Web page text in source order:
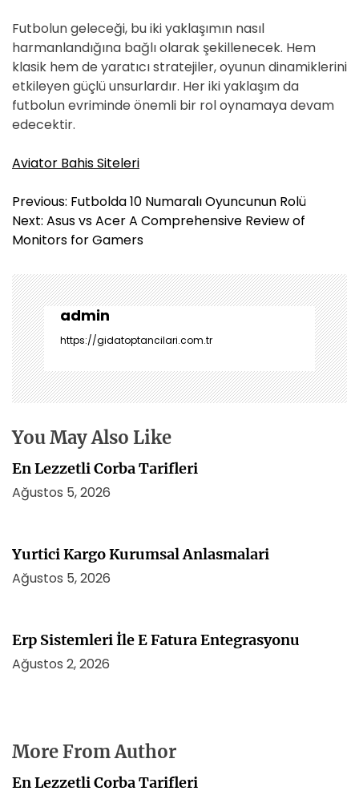
Futbolun geleceği, bu iki yaklaşımın nasıl
harmanlandığına bağlı olarak şekillenecek. Hem
klasik hem de yaratıcı stratejiler, oyunun dinamiklerini
etkileyen güçlü unsurlardır. Her iki yaklaşım da
futbolun evriminde önemli bir rol oynamaya devam
edecektir.
Aviator Bahis Siteleri
Y
a
z
g
e
z
i
n
m
e
i
Previous: Futbolda 10 Numaralı Oyuncunun Rolü
Next: Asus vs Acer A Comprehensive Review of
Monitors for Gamers
admin
https://gidatoptancilari.com.tr
You May Also Like
En Lezzetli Corba Tarifleri
Ağustos 5, 2026
Yurtici Kargo Kurumsal Anlasmalari
Ağustos 5, 2026
Erp Sistemleri İle E Fatura Entegrasyonu
Ağustos 2, 2026
More From Author
En Lezzetli Corba Tarifleri